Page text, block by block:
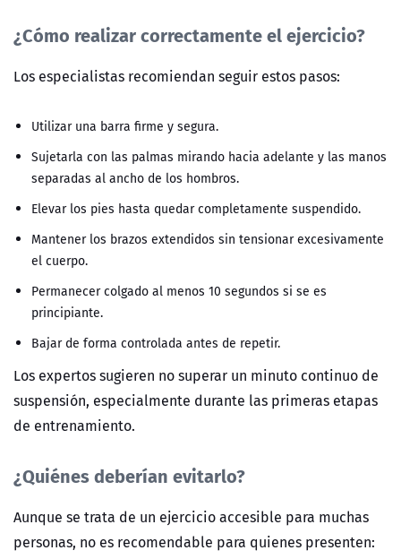
¿Cómo realizar correctamente el ejercicio?
Los especialistas recomiendan seguir estos pasos:
Utilizar una barra firme y segura.
Sujetarla con las palmas mirando hacia adelante y las manos
separadas al ancho de los hombros.
Elevar los pies hasta quedar completamente suspendido.
Mantener los brazos extendidos sin tensionar excesivamente
el cuerpo.
Permanecer colgado al menos 10 segundos si se es
principiante.
Bajar de forma controlada antes de repetir.
Los expertos sugieren no superar un minuto continuo de
suspensión, especialmente durante las primeras etapas
de entrenamiento.
¿Quiénes deberían evitarlo?
Aunque se trata de un ejercicio accesible para muchas
personas, no es recomendable para quienes presenten: